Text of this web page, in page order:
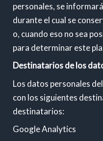
personales, se
durante el cual se
o, cuando eso no sea
para determinar este
Destinatarios de los
Los datos personales
con los siguientes
destinatarios:
Google Analytics